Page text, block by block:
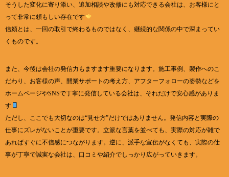
そうした変化に寄り添い、追加相談や改修にも対応できる会社は、お客様にと
って非常に頼もしい存在です
信頼とは、一回の取引で終わるものではなく、継続的な関係の中で深まってい
くものです。
また、今後は会社の発信力もますます重要になります。施工事例、製作へのこ
だわり、お客様の声、開業サポートの考え方、アフターフォローの姿勢などを
ホームページやSNSで丁寧に発信している会社は、それだけで安心感がありま
す
ただし、ここでも大切なのは“見せ方”だけではありません。発信内容と実際の
仕事にズレがないことが重要です。立派な言葉を並べても、実際の対応が雑で
あればすぐに不信感につながります。逆に、派手な宣伝がなくても、実際の仕
事が丁寧で誠実な会社は、口コミや紹介でしっかり広がっていきます。